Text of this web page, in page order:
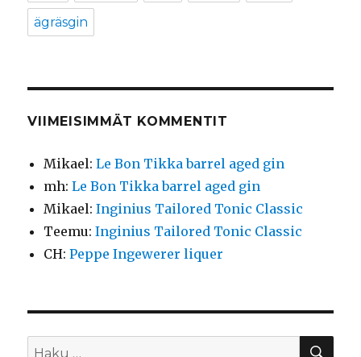
ägräsgin
VIIMEISIMMÄT KOMMENTIT
Mikael:Le Bon Tikka barrel aged gin
mh:Le Bon Tikka barrel aged gin
Mikael:Inginius Tailored Tonic Classic
Teemu:Inginius Tailored Tonic Classic
CH:Peppe Ingewerer liquer
Etsi: